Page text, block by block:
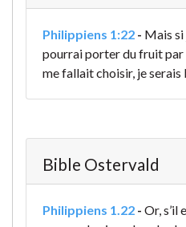
Philippiens 1:22 - Mais si
pourrai porter du fruit
me fallait choisir, je serais
Bible Ostervald
Philippiens 1.22 - Or, s’il